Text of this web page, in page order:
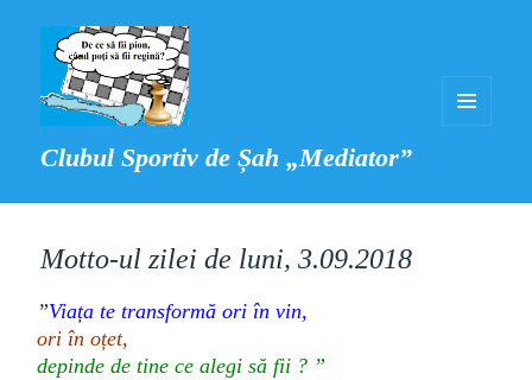
Clubul Sportiv de Șah „Mediator”
Motto-ul zilei de luni, 3.09.2018
”Viața te transformă ori în vin,
ori în oțet,
depinde de tine ce alegi să fii ? ”